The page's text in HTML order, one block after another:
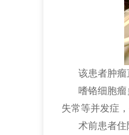
该患者肿瘤
嗜铬细胞
失常等并发症
术前患者